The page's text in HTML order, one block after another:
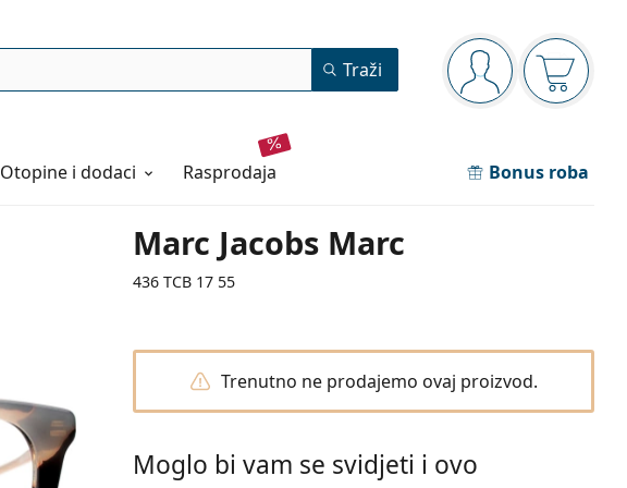
Navigacijska ploča
ste prijavljeni
Traži
Otopine i dodaci rasprodaja Bonus roba
Marc Jacobs Marc
436 TCB 17 55
Trenutno ne prodajemo ovaj proizvod.
Moglo bi vam se svidjeti i ovo